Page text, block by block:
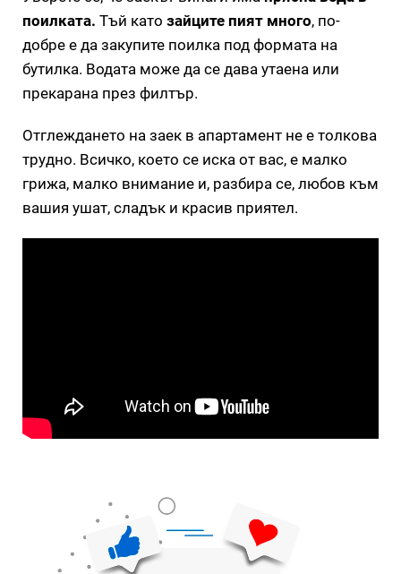
поилката. Тъй като зайците пият много, по-
добре е да закупите поилка под формата на
бутилка. Водата може да се дава утаена или
прекарана през филтър.
Отглеждането на заек в апартамент не е толкова
трудно. Всичко, което се иска от вас, е малко
грижа, малко внимание и, разбира се, любов към
вашия ушат, сладък и красив приятел.